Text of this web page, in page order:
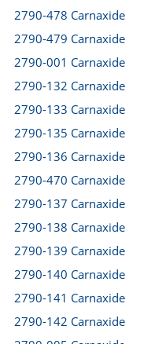
2790-478 Carnaxide
2790-479 Carnaxide
2790-001 Carnaxide
2790-132 Carnaxide
2790-133 Carnaxide
2790-135 Carnaxide
2790-136 Carnaxide
2790-470 Carnaxide
2790-137 Carnaxide
2790-138 Carnaxide
2790-139 Carnaxide
2790-140 Carnaxide
2790-141 Carnaxide
2790-142 Carnaxide